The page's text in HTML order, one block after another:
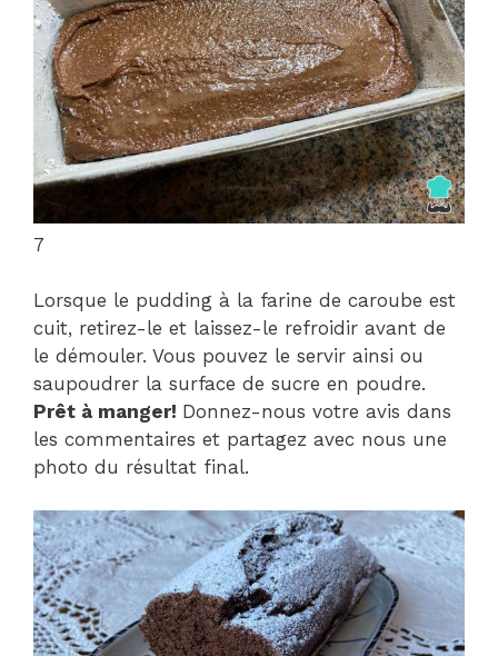
7
Lorsque le pudding à la farine de caroube est
cuit, retirez-le et laissez-le refroidir avant de
le démouler. Vous pouvez le servir ainsi ou
saupoudrer la surface de sucre en poudre.
Prêt à manger! Donnez-nous votre avis dans
les commentaires et partagez avec nous une
photo du résultat final.